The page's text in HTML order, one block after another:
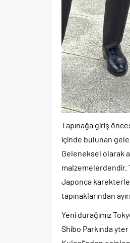
Tapınağa giriş
içinde bulunan
Geleneksel olarak
malzemelerdendir.
Japonca
tapınaklarından
Yeni durağımız
Shibo Parkında